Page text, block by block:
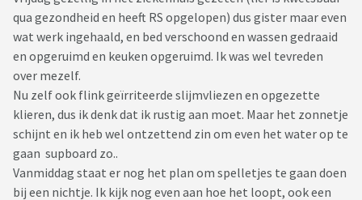
qua gezondheid en heeft RS opgelopen) dus gister maar even
wat werk ingehaald, en bed verschoond en wassen gedraaid
en opgeruimd en keuken opgeruimd. Ik was wel tevreden
over mezelf.
Nu zelf ook flink geïrriteerde slijmvliezen en opgezette
klieren, dus ik denk dat ik rustig aan moet. Maar het zonnetje
schijnt en ik heb wel ontzettend zin om even het water op te
gaan supboard zo..
Vanmiddag staat er nog het plan om spelletjes te gaan doen
bij een nichtje. Ik kijk nog even aan hoe het loopt, ook een